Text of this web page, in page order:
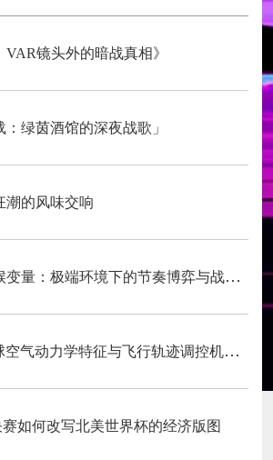
VAR镜头外的暗战真相》
：绿茵酒馆的深夜战歌」
潮的风味交响
跨洲附加赛的气候变量：极端环境下的节奏博弈与战术自适应
“高海拔538米足球空气动力学特征与飞行轨迹调控机制——以2026世界杯BBVA球场为实证场景”
如何改写北美世界杯的经济版图